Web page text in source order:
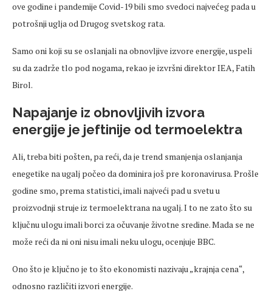
ove godine i pandemije Covid-19 bili smo svedoci najvećeg pada u
potrošnji uglja od Drugog svetskog rata.
Samo oni koji su se oslanjali na obnovljive izvore energije, uspeli
su da zadrže tlo pod nogama, rekao je izvršni direktor IEA, Fatih
Birol.
Napajanje iz obnovljivih izvora
energije je jeftinije od termoelektra
Ali, treba biti pošten, pa reći, da je trend smanjenja oslanjanja
enegetike na ugalj počeo da dominira još pre koronavirusa. Prošle
godine smo, prema statistici, imali najveći pad u svetu u
proizvodnji struje iz termoelektrana na ugalj. I to ne zato što su
ključnu ulogu imali borci za očuvanje životne sredine. Mada se ne
može reći da ni oni nisu imali neku ulogu, ocenjuje BBC.
Ono što je ključno je to što ekonomisti nazivaju „krajnja cena“,
odnosno različiti izvori energije.